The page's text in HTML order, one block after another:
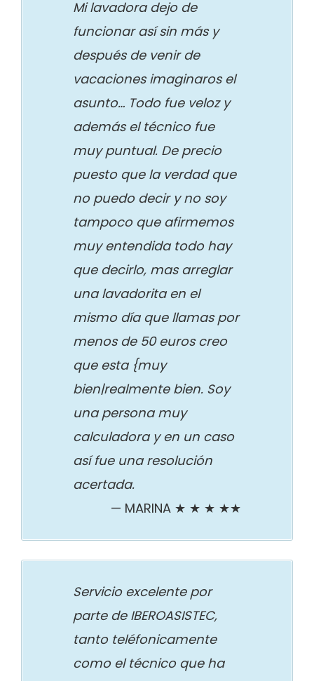
Mi lavadora dejo de
funcionar así sin más y
después de venir de
vacaciones imaginaros el
asunto… Todo fue veloz y
además el técnico fue
muy puntual. De precio
puesto que la verdad que
no puedo decir y no soy
tampoco que afirmemos
muy entendida todo hay
que decirlo, mas arreglar
una lavadorita en el
mismo día que llamas por
menos de 50 euros creo
que esta {muy
bien|realmente bien. Soy
una persona muy
calculadora y en un caso
así fue una resolución
acertada.
MARINA ★ ★ ★ ★★
Servicio excelente por
parte de IBEROASISTEC,
tanto teléfonicamente
como el técnico que ha